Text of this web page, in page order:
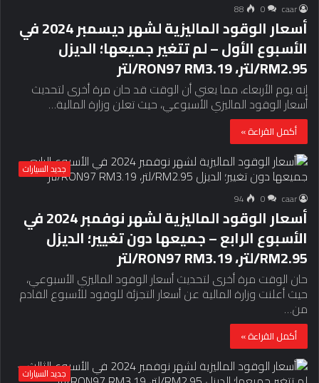
caar
0
88
أسعار الوقود الماليزية لشهر ديسمبر 2024 في
الأسبوع الأول – لم تتغير جميعها؛ الديزل
RM2.95/لتر، RON97 RM3.19/لتر
إنه يوم الأربعاء، مما يعني أن الوقت قد حان مرة أخرى لتحديث
أسعار الوقود الماليزي الأسبوعي، حيث تعلن وزارة المالية…
أكمل القراءة »
جديد السيارات
caar
0
94
أسعار الوقود الماليزية لشهر نوفمبر 2024 في
الأسبوع الرابع – جميعها دون تغيير؛ الديزل
RM2.95/لتر، RON97 RM3.19/لتر
حان الوقت مرة أخرى لتحديث أسعار الوقود الماليزي الأسبوعي،
حيث أعلنت وزارة المالية عن أسعار التجزئة للوقود للأسبوع القادم
من…
أكمل القراءة »
جديد السيارات